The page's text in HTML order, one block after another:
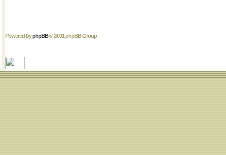
Powered byphpBB© 2001 phpBB Group